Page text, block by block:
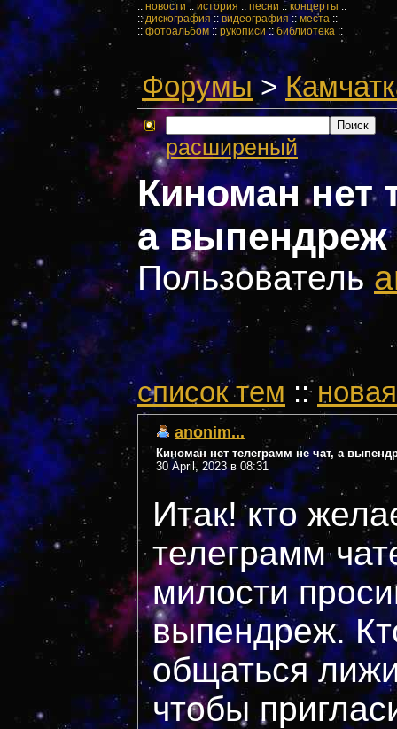
:: новости :: история :: песни :: концерты ::
::дискография :: видеография ::места ::
:: фотоальбом::рукописи::библиотека ::
Форумы>
расширеный
Киноман нет
а выпендреж
Пользователь
cписок тем ::
anonim...
Киноман нет телеграмм не чат, а
30 April, 2023 в 08:31
Итак! кто
телеграмм
милости
выпендреж.
общаться
чтобы